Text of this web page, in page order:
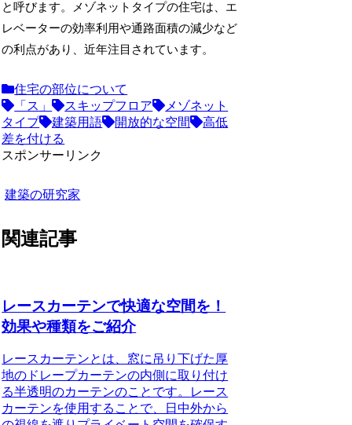
と呼びます。メゾネットタイプの住宅は、エ
レベーターの効率利用や通路面積の減少など
の利点があり、近年注目されています。
住宅の部位について
「ス」
スキップフロア
メゾネット
タイプ
建築用語 開放的な空間
高低
差を付ける
スポンサーリンク
建築の研究家
関連記事
レースカーテンで快適な空間を！
効果や種類をご紹介
レースカーテンとは、窓に吊り下げた厚
地のドレープカーテンの内側に取り付け
る半透明のカーテンのことです。
レース
カーテンを使用することで、日中外から